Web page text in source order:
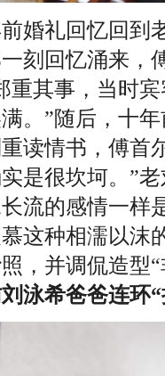
礼回忆回到
刻回忆涌来，
重其事，当时
。”随后，十
读情书，傅首
是很坎坷。”
流的感情一样
这种相濡以沫
，并调侃造型
泳希爸爸连环